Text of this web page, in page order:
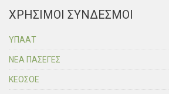
ΧΡΗΣΙΜΟΙ ΣΥΝΔΕΣΜΟΙ
ΥΠΑΑΤ
ΝΕΑ ΠΑΣΕΓΕΣ
ΚΕΟΣΟΕ